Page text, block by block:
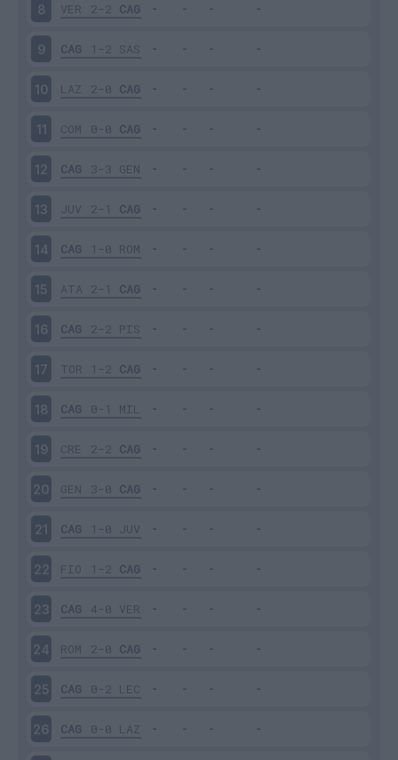
8 VER 2-2 CAG
9 CAG 1-2 SAS
10 LAZ 2-0 CAG
11 COM 0-0 CAG
12 CAG 3-3 GEN
13 JUV 2-1 CAG
14 CAG 1-0 ROM
15 ATA 2-1 CAG
16 CAG 2-2 PIS
17 TOR 1-2 CAG
18 CAG 0-1 MIL
19 CRE 2-2 CAG
20 GEN 3-0 CAG
21 CAG 1-0 JUV
22 FIO 1-2 CAG
23 CAG 4-0 VER
24 ROM 2-0 CAG
25 CAG 0-2 LEC
26 CAG 0-0 LAZ